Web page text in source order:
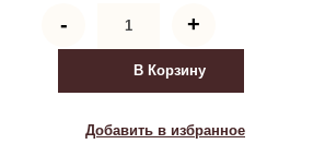
-
товара
Стул
MONRO
(mod.
(коричневый
+
В Корзину
Добавить в избранное